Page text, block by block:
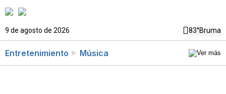
9 de agosto de 2026 83°Bruma
Entretenimiento Música